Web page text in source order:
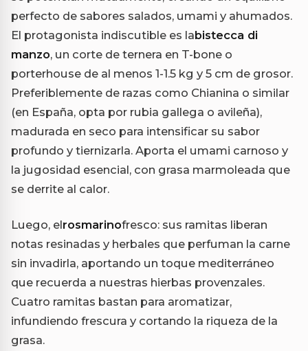
perfecto de sabores salados, umami y ahumados.
El protagonista indiscutible es labistecca di
manzo, un corte de ternera en T-bone o
porterhouse de al menos 1-1.5 kg y 5 cm de grosor.
Preferiblemente de razas como Chianina o similar
(en España, opta por rubia gallega o avileña),
madurada en seco para intensificar su sabor
profundo y tiernizarla. Aporta el umami carnoso y
la jugosidad esencial, con grasa marmoleada que
se derrite al calor.
Luego, elrosmarinofresco: sus ramitas liberan
notas resinadas y herbales que perfuman la carne
sin invadirla, aportando un toque mediterráneo
que recuerda a nuestras hierbas provenzales.
Cuatro ramitas bastan para aromatizar,
infundiendo frescura y cortando la riqueza de la
grasa.